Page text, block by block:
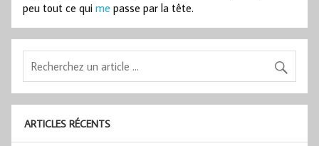
peu tout ce qui me passe par la tête.
ARTICLES RÉCENTS